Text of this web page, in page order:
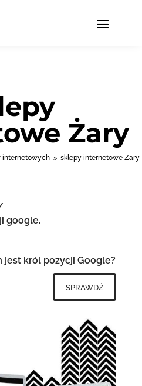
Żary
internetowych 9 sklepy internetowe Żary
google.
jest król pozycji Google?
sprawdź